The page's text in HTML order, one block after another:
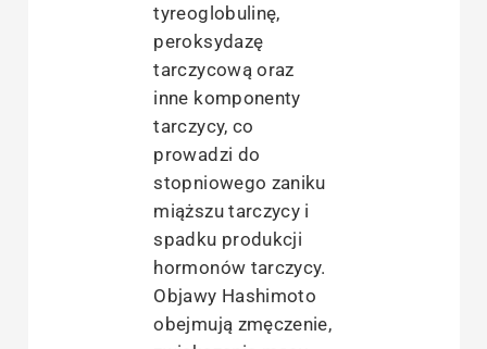
tyreoglobulinę,
peroksydazę
tarczycową oraz
inne komponenty
tarczycy, co
prowadzi do
stopniowego zaniku
miąższu tarczycy i
spadku produkcji
hormonów tarczycy.
Objawy Hashimoto
obejmują zmęczenie,